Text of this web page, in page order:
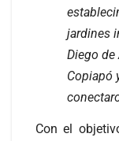
jardines
Diego de
Copiapó
Con el